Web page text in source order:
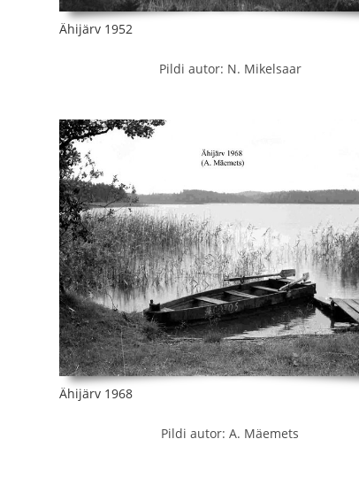
Ähijärv 1952
Pildi autor: N. Mikelsaar
Ähijärv 1968
Pildi autor: A. Mäemets